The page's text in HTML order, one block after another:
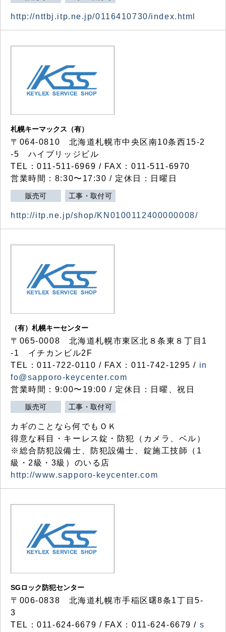
http://nttbj.itp.ne.jp/0116410730/index.html
札幌キーマックス（有）
〒064-0810 北海道札幌市中央区南10条西15-2
-5 ハイブリッジビル
TEL：011-511-6969 / FAX：011-511-6970
営業時間：8:30〜17:30 / 定休日：日曜日
販売可 工事・取付可
http://itp.ne.jp/shop/KN0100112400000008/
（有）札幌キーセンター
〒065-0008 北海道札幌市東区北８条東８丁目1
-1 イチカンビル2F
TEL：011-722-0110 / FAX：011-742-1295 / in
fo@sapporo-keycenter.com
営業時間：9:00〜19:00 / 定休日：日曜、祝日
販売可 工事・取付可
カギのことなら何でもＯＫ
得意な科目・キーレス錠・防犯（カメラ、ベル）
※総合防犯設備士、防犯設備士、錠施工技師（1
級・2級・3級）のいる店
http://www.sapporo-keycenter.com
SGロック防犯センター
〒006-0838 北海道札幌市手稲区曙8条1丁目5-
3
TEL：011-624-6679 / FAX：011-624-6679 / s